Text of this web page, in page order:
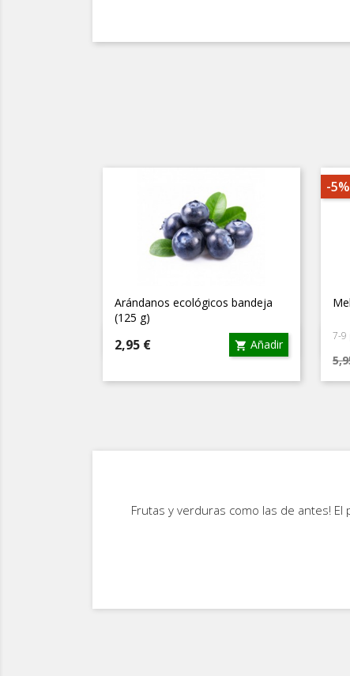
Arándanos ecológicos bandeja
(125 g)
Precio
2,95 €  Añadir
Vista rápida 7-9
-5%
Frutas y verduras como las de antes!